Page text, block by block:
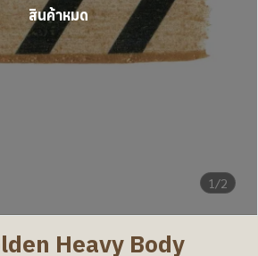
1/2
สินค้าหมด
Heavy Body